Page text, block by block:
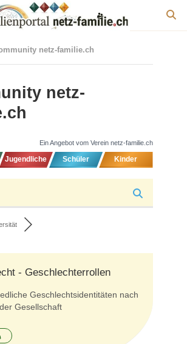
netz-familie.ch
netz-
Ein Angebot vom Verein netz-familie.ch
Jugendliche Schüler Kinder
- Geschlechterrollen
Geschlechtsidentitäten nach
Gesellschaft